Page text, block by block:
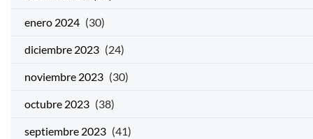
enero 2024 (30)
diciembre 2023 (24)
noviembre 2023 (30)
octubre 2023 (38)
septiembre 2023 (41)